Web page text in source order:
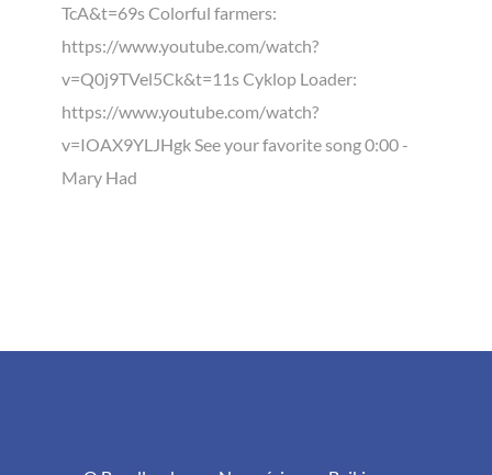
TcA&t=69s Colorful farmers:
https://www.youtube.com/watch?
v=Q0j9TVel5Ck&t=11s Cyklop Loader:
https://www.youtube.com/watch?
v=IOAX9YLJHgk See your favorite song 0:00 -
Mary Had